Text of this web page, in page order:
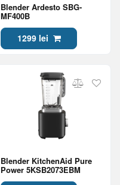
Blender Ardesto SBG-
MF400B
1299 lei
Blender KitchenAid Pure
Power 5KSB2073EBM